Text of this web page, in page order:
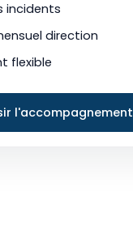
incidents
direction
flexible
l'accompagnement